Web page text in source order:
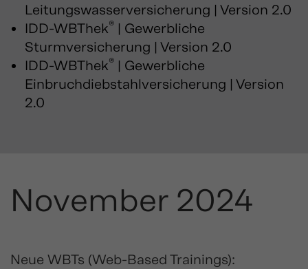
Leitungswasserversicherung | Version 2.0
IDD-WBThek® | Gewerbliche
Sturmversicherung | Version 2.0
IDD-WBThek® | Gewerbliche
Einbruchdiebstahlversicherung | Version
2.0
November 2024
Neue WBTs (Web-Based Trainings):